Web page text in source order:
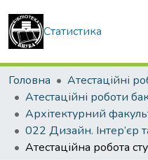
Статистика
Головна
Архітектурний